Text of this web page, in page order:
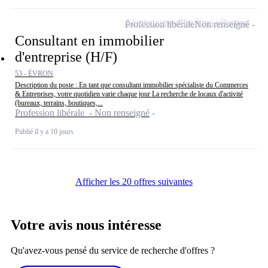
Consultant en immobilier
d'entreprise (H/F)
53 - ÉVRON
Description du poste : En tant que consultant immobilier spécialiste du Commerces
& Entreprises, votre quotidien varie chaque jour La recherche de locaux d'activité
(bureaux, terrains, boutiques,...
Profession libérale - Non renseigné
Publié il y a 10 jours
Profession libéraleNon renseigné
Ajouter cette offre à ma sélection
Afficher les 20 offres suivantes
Votre avis nous intéresse
Qu'avez-vous pensé du service de recherche d'offres ?